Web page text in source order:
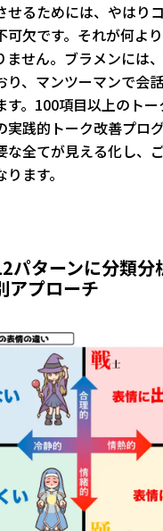
せるためには、やはり
可欠です。それが何よ
ません。ブラメンには
り、マンツーマンで会
す。100項目以上のト
実践的トーク改善プロ
な全てが見える化し、
ます。
パターンに分類分
アプローチ